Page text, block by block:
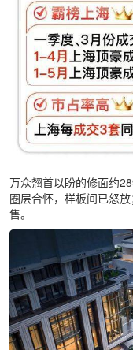
万众翘首以盼的修面约
圈层合怀，样板间已怒
售。